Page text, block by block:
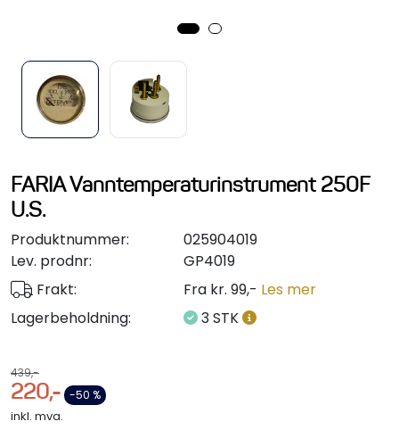
FARIA Vanntemperaturinstrument 250F
U.S.
Produktnummer:
025904019
Lev. prodnr:
GP4019
Frakt:
Fra kr. 99,- Les mer
Lagerbeholdning:
3 STK
439,-
220,- -50 %
inkl. mva.
Verktøy
Outlet
Anoder
Brannslukkere
Hydraulisk styring
Propeller